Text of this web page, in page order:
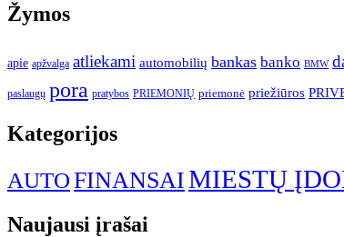
Žymos
apie apžvalga atliekami automobilių bankas banko BMW
paslaugų pora pratybos PRIEMONIŲ priemonė priežiūros
Kategorijos
AUTOFINANSAIMIESTŲ
Naujausi įrašai